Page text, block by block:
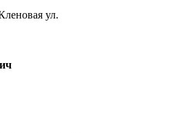
ул.